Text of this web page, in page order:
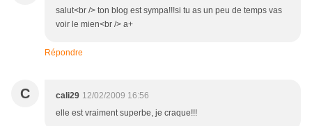
salut<br /> ton blog est sympa!!!si tu as un peu de temps vas
voir le mien<br /> a+
Répondre
C cali29 12/02/2009 16:56
elle est vraiment superbe, je craque!!!